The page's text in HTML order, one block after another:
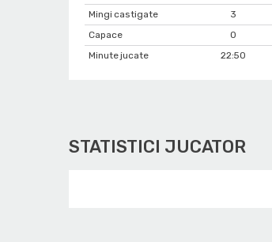
Mingi castigate
3
Capace
0
Minute jucate
22:50
STATISTICI JUCATOR